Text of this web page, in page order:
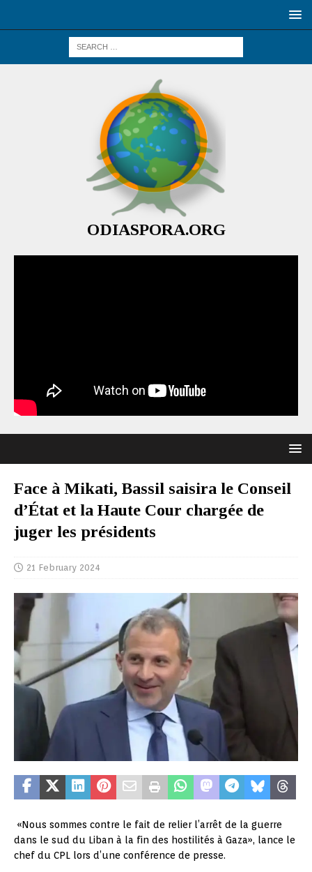
ODIASPORA.ORG
Face à Mikati, Bassil saisira le Conseil
d’État et la Haute Cour chargée de
juger les présidents
21 February 2024
«Nous sommes contre le fait de relier l’arrêt de la guerre
dans le sud du Liban à la fin des hostilités à Gaza», lance le
chef du CPL lors d’une conférence de presse.